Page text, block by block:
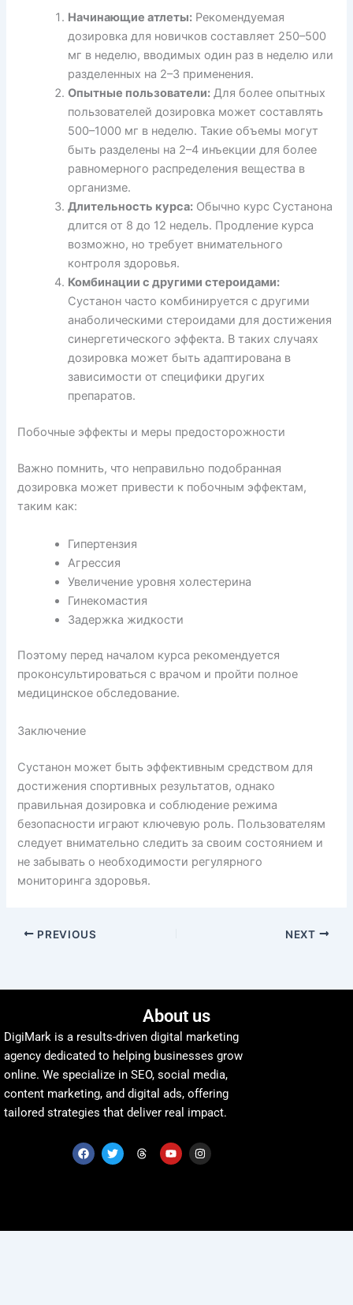
Начинающие атлеты: Рекомендуемая
дозировка для новичков составляет 250–500
мг в неделю, вводимых один раз в неделю или
разделенных на 2–3 применения.
Опытные пользователи: Для более опытных
пользователей дозировка может составлять
500–1000 мг в неделю. Такие объемы могут
быть разделены на 2–4 инъекции для более
равномерного распределения вещества в
организме.
Длительность курса: Обычно курс Сустанона
длится от 8 до 12 недель. Продление курса
возможно, но требует внимательного
контроля здоровья.
Комбинации с другими стероидами:
Сустанон часто комбинируется с другими
анаболическими стероидами для достижения
синергетического эффекта. В таких случаях
дозировка может быть адаптирована в
зависимости от специфики других
препаратов.
Побочные эффекты и меры предосторожности
Важно помнить, что неправильно подобранная
дозировка может привести к побочным эффектам,
таким как:
Гипертензия
Агрессия
Увеличение уровня холестерина
Гинекомастия
Задержка жидкости
Поэтому перед началом курса рекомендуется
проконсультироваться с врачом и пройти полное
медицинское обследование.
Заключение
Сустанон может быть эффективным средством для
достижения спортивных результатов, однако
правильная дозировка и соблюдение режима
безопасности играют ключевую роль. Пользователям
следует внимательно следить за своим состоянием и
не забывать о необходимости регулярного
мониторинга здоровья.
PREVIOUS NEXT
About us
DigiMark is a results-driven digital marketing
agency dedicated to helping businesses grow
online. We specialize in SEO, social media,
content marketing, and digital ads, offering
tailored strategies that deliver real impact.
F
a
c
T
w
i
T
h
Y
o
u
I
n
s
m